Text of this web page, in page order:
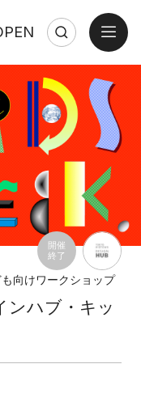
SearchSearch:
Close
open
開催
終了
向けワークショップ
ンハブ・キッ